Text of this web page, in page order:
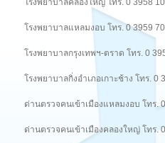
โรงพยาบาลคลองใหญ่ โทร. 0 3958
โรงพยาบาลแหลมงอบ โทร. 0 3959
โรงพยาบาลกรุงเทพฯ-ตราด โทร. 0
โรงพยาบาลกิ่งอำเภอเกาะช้าง โทร. 0
ด่านตรวจคนเข้าเมืองแหลมงอบ โทร.
ด่านตรวจคนเข้าเมืองคลองใหญ่ โทร.